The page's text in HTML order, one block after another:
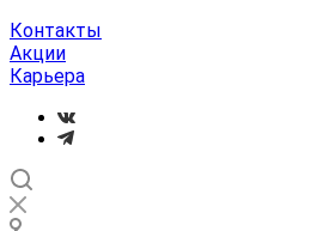
Контакты
Акции
Карьера